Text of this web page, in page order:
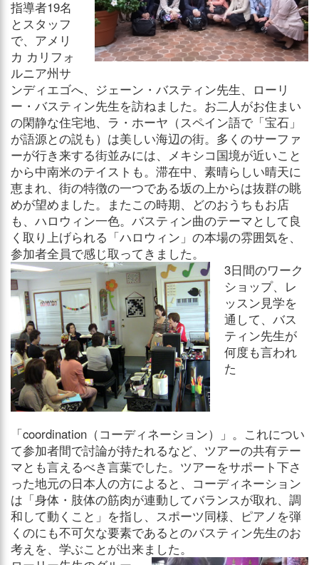
指導者19名
とスタッフ
で、アメリ
カ カリフォ
ルニア州サ
ンディエゴへ、ジェーン・バスティン先生、ローリ
ー・バスティン先生を訪ねました。お二人がお住まい
の閑静な住宅地、ラ・ホーヤ（スペイン語で「宝石」
が語源との説も）は美しい海辺の街。多くのサーファ
ーが行き来する街並みには、メキシコ国境が近いこと
から中南米のテイストも。滞在中、素晴らしい晴天に
恵まれ、街の特徴の一つである坂の上からは抜群の眺
めが望めました。またこの時期、どのおうちもお店
も、ハロウィン一色。バスティン曲のテーマとして良
く取り上げられる「ハロウィン」の本場の雰囲気を、
参加者全員で感じ取ってきました。
3日間のワーク
ショップ、レ
ッスン見学を
通して、バス
ティン先生が
何度も言われ
た
「coordination（コーディネーション）」。これについ
て参加者間で討論が持たれるなど、ツアーの共有テー
マとも言えるべき言葉でした。ツアーをサポート下さ
った地元の日本人の方によると、コーディネーション
は「身体・肢体の筋肉が連動してバランスが取れ、調
和して動くこと」を指し、スポーツ同様、ピアノを弾
くのにも不可欠な要素であるとのバスティン先生のお
考えを、学ぶことが出来ました。